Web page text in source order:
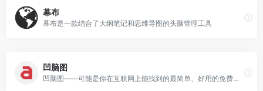
幕布
幕布是一款结合了大纲笔记和思维导图的头脑管理工具
凹脑图
凹脑图——可能是你在互联网上能找到的最简单、好用的免费在线思维导图工具。